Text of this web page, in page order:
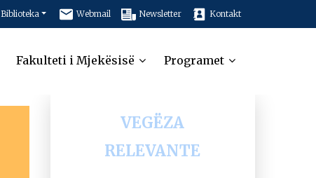
Biblioteka Webmail Newsletter Kontakt
Fakulteti i Mjekësisë Programet
VEGËZA
RELEVANTE